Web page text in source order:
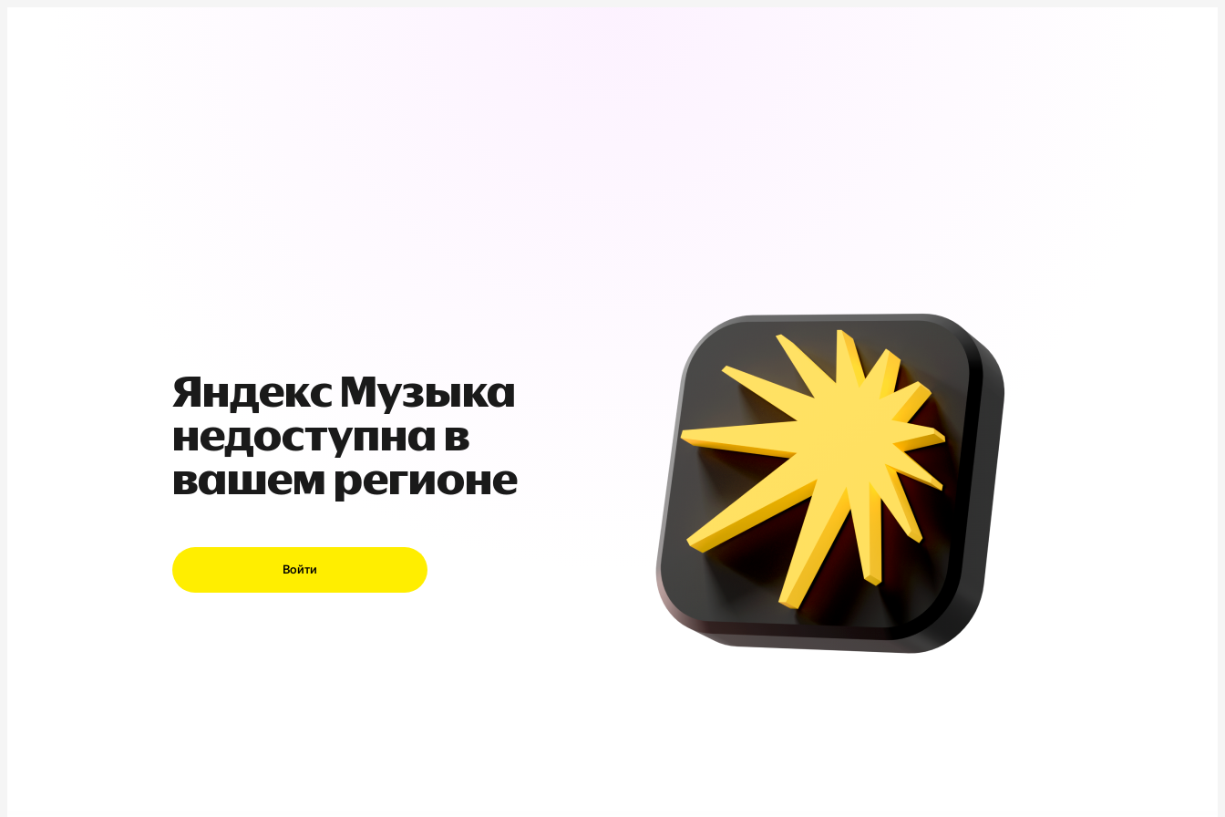
Яндекс Музыка
недоступна в
вашем регионе
Войти